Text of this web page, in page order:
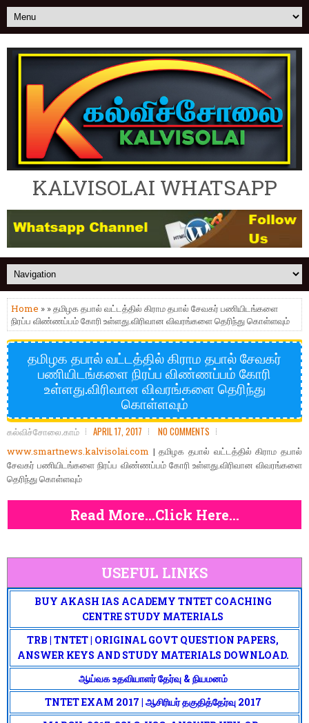
KALVISOLAI WHATSAPP
Home » » தமிழக தபால் வட்டத்தில் கிராம தபால் சேவகர் பணியிடங்களை
நிரப்ப விண்ணப்பம் கோரி உள்ளது.விரிவான விவரங்களை தெரிந்து கொள்ளவும்
தமிழக தபால் வட்டத்தில் கிராம தபால் சேவகர்
பணியிடங்களை நிரப்ப விண்ணப்பம் கோரி
உள்ளது.விரிவான விவரங்களை தெரிந்து
கொள்ளவும்
கல்விச்சோலை.காம் APRIL 17, 2017 NO COMMENTS
www.smartnews.kalvisolai.com | தமிழக தபால் வட்டத்தில் கிராம தபால்
சேவகர் பணியிடங்களை நிரப்ப விண்ணப்பம் கோரி உள்ளது.விரிவான விவரங்களை
தெரிந்து கொள்ளவும்
Read More...Click Here...
USEFUL LINKS
BUY AKASH IAS ACADEMY TNTET COACHING
CENTRE STUDY MATERIALS
TRB | TNTET | ORIGINAL GOVT QUESTION PAPERS,
ANSWER KEYS AND STUDY MATERIALS DOWNLOAD.
ஆய்வக உதவியாளர் தேர்வு & நியமனம்
TNTET EXAM 2017 | ஆசிரியர் தகுதித்தேர்வு 2017